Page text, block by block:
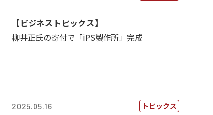
【ビジネストピックス】
柳井正氏の寄付で「iPS製作所」完成
2025.05.16 トピックス